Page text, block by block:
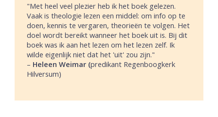
"Met heel veel plezier heb ik het boek gelezen.
Vaak is theologie lezen een middel: om info op te
doen, kennis te vergaren, theorieën te volgen. Het
doel wordt bereikt wanneer het boek uit is. Bij dit
boek was ik aan het lezen om het lezen zelf. Ik
wilde eigenlijk niet dat het 'uit' zou zijn."
– Heleen Weimar (predikant Regenboogkerk
Hilversum)